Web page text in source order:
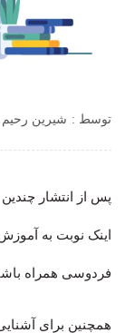
توسط : شیرین
پس از انتشار چندین
اینک نوبت به
فردوسی همراه
همچنین برای